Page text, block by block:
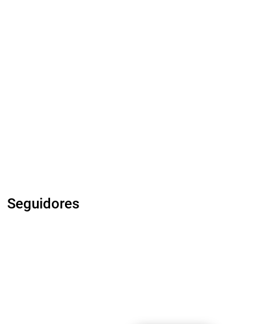
Seguidores